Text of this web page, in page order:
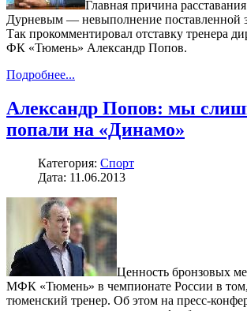
Главная причина
Дурневым — невыполнение поставленной
Так прокомментировал отставку тренера
ФК «Тюмень» Александр Попов.
Подробнее...
Александр Попов: мы
попали на «Динамо»
Категория: Спорт
Дата: 11.06.2013
Ценность бронзовых
МФК «Тюмень» в чемпионате России в том,
тюменский тренер. Об этом на пресс-